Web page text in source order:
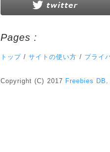
Pages :
トップ /サイトの使い方 / プライ
Copyright (C) 2017 Freebies DB .